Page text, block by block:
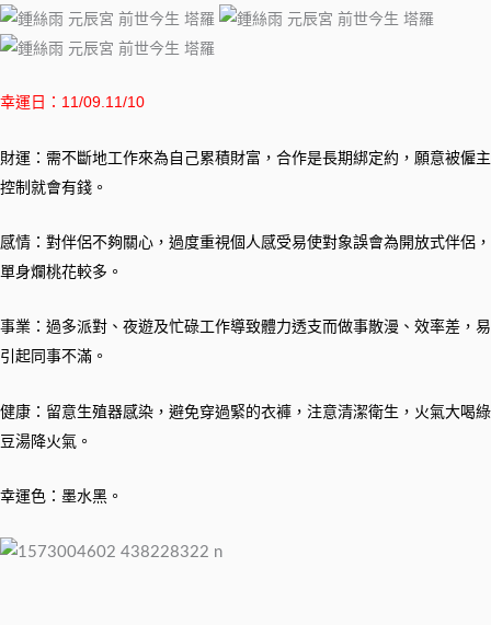
幸運日：11/09.11/10
財運：需不斷地工作來為自己累積財富，合作是長期綁定約，願意被僱主
控制就會有錢。
感情：對伴侶不夠關心，過度重視個人感受易使對象誤會為開放式伴侶，
單身爛桃花較多。
事業：過多派對、夜遊及忙碌工作導致體力透支而做事散漫、效率差，易
引起同事不滿。
健康：留意生殖器感染，避免穿過緊的衣褲，注意清潔衛生，火氣大喝綠
豆湯降火氣。
幸運色：墨水黑。